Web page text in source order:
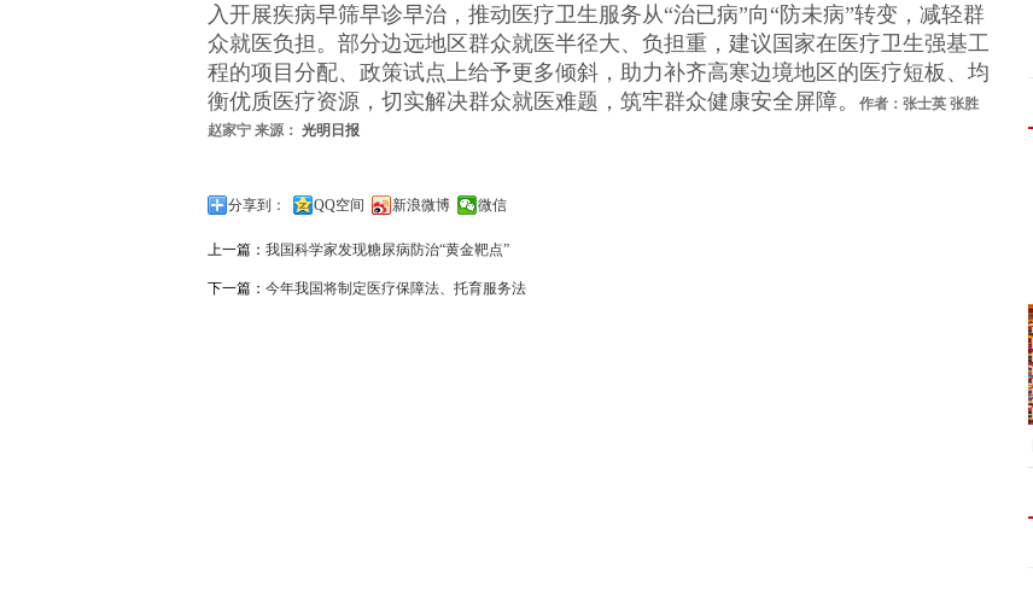
入开展疾病早筛早诊早治，推动医疗卫生服务从“治已病”向“防未病”转变，减轻群
众就医负担。部分边远地区群众就医半径大、负担重，建议国家在医疗卫生强基工
程的项目分配、政策试点上给予更多倾斜，助力补齐高寒边境地区的医疗短板、均
衡优质医疗资源，切实解决群众就医难题，筑牢群众健康安全屏障。
作者：张士英 张胜
赵家宁 来源： 光明日报
分享到： QQ空间 新浪微博 微信
上一篇： 我国科学家发现糖尿病防治“黄金靶点”
下一篇： 今年我国将制定医疗保障法、托育服务法